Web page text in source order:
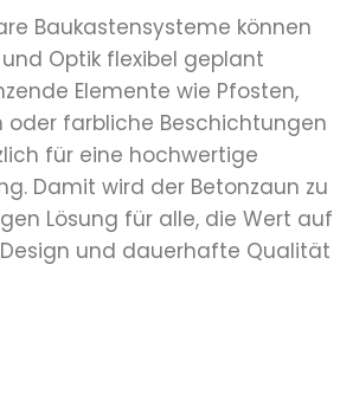
Baukastensysteme können
Optik flexibel geplant
Elemente wie Pfosten,
oder farbliche Beschichtungen
für eine hochwertige
Damit wird der Betonzaun zu
Lösung für alle, die Wert auf
und dauerhafte Qualität